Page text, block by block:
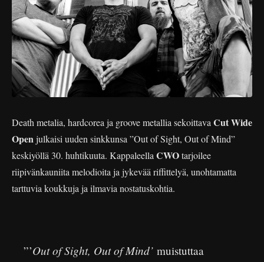
Death metalia, hardcorea ja groove metallia sekoittava Cut Wide
Openjulkaisi uuden sinkkunsa ”Out of Sight, Out of Mind”
keskiyöllä 30. huhtikuuta. Kappaleella CWOtarjoilee
riipivänkauniita melodioita ja jykevää riffittelyä, unohtamatta
tarttuvia koukkuja ja ilmavia nostatuskohtia.
”’Out of Sight, Out of Mind’ muistuttaa